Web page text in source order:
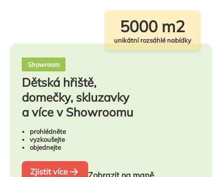
Showroom
Dětská hřiště,
domečky, skluzavky
a více v Showroomu
prohlédněte
vyzkoušejte
objednejte
Zjistit více Zobrazit na mapě
5000 m2
unikátní rozsáhlé nabídky